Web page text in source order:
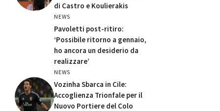
di Castro e Koulierakis
NEWS
Pavoletti post-ritiro:
‘Possibile ritorno a gennaio,
ho ancora un desiderio da
realizzare’
NEWS
Vozinha Sbarca in Cile:
Accoglienza Trionfale per il
Nuovo Portiere del Colo